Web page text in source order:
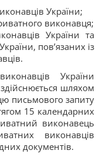
України;
виконавця;
України та
пов’язаних із
України
шляхом
письмового запиту
15 календарних
виконавець
виконавців
документів.